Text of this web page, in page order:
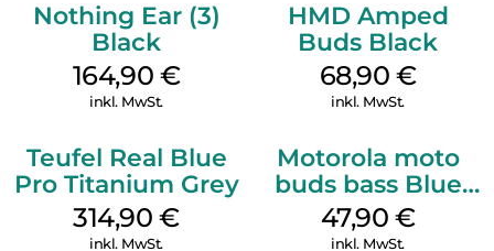
Nothing Ear (3)
Black
164,90 €
inkl. MwSt.
HMD Amped
Buds Black
68,90 €
inkl. MwSt.
Teufel Real Blue
Pro Titanium Grey
314,90€
inkl. MwSt.
Motorola moto
buds bass Blue
Jewel
47,90 €
inkl. MwSt.